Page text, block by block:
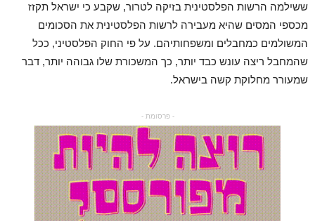
ששילמה הרשות הפלסטינית בזיקה לטרור, שקבע כי ישראל תקזז
מכספי המסים שהיא מעבירה לרשות הפלסטינית את הסכומים
המשולמים כמחבלים ומשפחותיהם. על פי החוק הפלסטיני, ככל
שהמחבל ריצה עונש כבד יותר, כך המשכורת שלו גבוהה יותר, דבר
שמעורר מחלוקת קשה בישראל.
- פרסומת -